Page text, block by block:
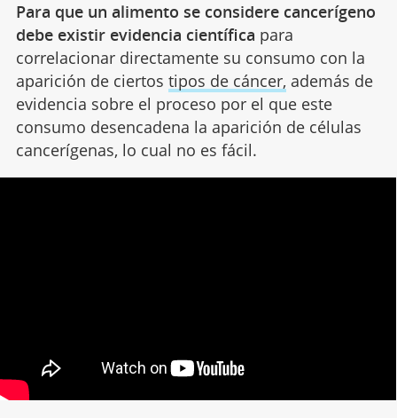
Para que un alimento se considere cancerígeno
debe existir evidencia científica para
correlacionar directamente su consumo con la
aparición de ciertos tipos de cáncer, además de
evidencia sobre el proceso por el que este
consumo desencadena la aparición de células
cancerígenas, lo cual no es fácil.